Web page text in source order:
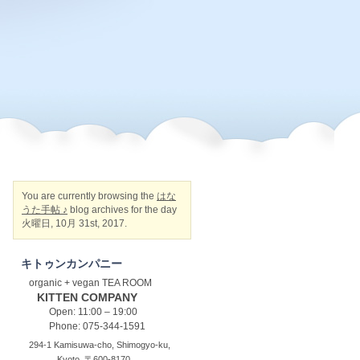
You are currently browsing the はな
うた手帖 ♪ blog archives for the day
火曜日, 10月 31st, 2017.
キトゥンカンパニー
organic + vegan TEA ROOM
KITTEN COMPANY
Open: 11:00 – 19:00
Phone: 075-344-1591
294-1 Kamisuwa-cho, Shimogyo-ku,